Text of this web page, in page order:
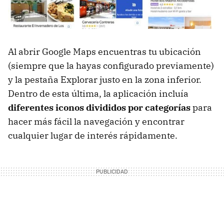
Al abrir Google Maps encuentras tu ubicación
(siempre que la hayas configurado previamente)
y la pestaña Explorar justo en la zona inferior.
Dentro de esta última, la aplicación incluía
diferentes iconos divididos por categoríaspara
hacer más fácil la navegación y encontrar
cualquier lugar de interés rápidamente.